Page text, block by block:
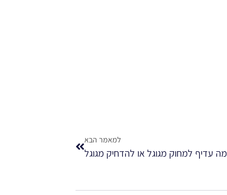
למאמר הבא
מה עדיף למחוק מגוגל או להדחיק מגוגל